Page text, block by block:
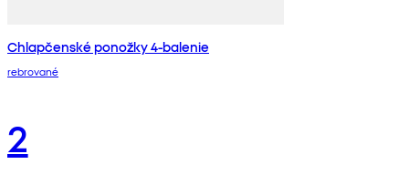
Chlapčenské ponožky 4-balenie
rebrované
2